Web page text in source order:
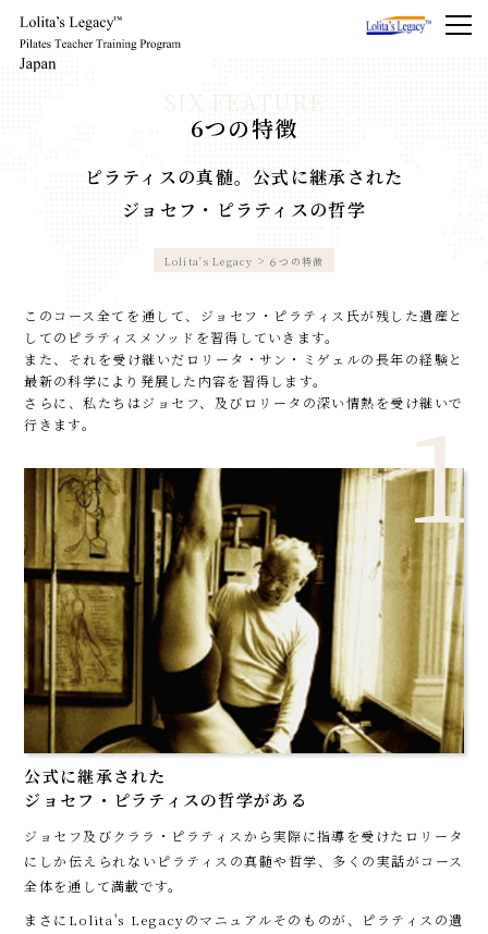
6つの特徴
ピラティスの真髄。公式に継承された
ジョセフ・ピラティスの哲学
Lolita's Legacy ６つの特徴
このコース全てを通して、ジョセフ・ピラティス氏が残した遺産と
してのピラティスメソッドを習得していきます。
また、それを受け継いだロリータ・サン・ミゲェルの長年の経験と
最新の科学により発展した内容を習得します。
さらに、私たちはジョセフ、及びロリータの深い情熱を受け継いで
行きます。
公式に継承された
ジョセフ・ピラティスの哲学がある
ジョセフ及びクララ・ピラティスから実際に指導を受けたロリータ
にしか伝えられないピラティスの真髄や哲学、多くの実話がコース
全体を通して満載です。
まさにLolita's Legacyのマニュアルそのものが、ピラティスの遺